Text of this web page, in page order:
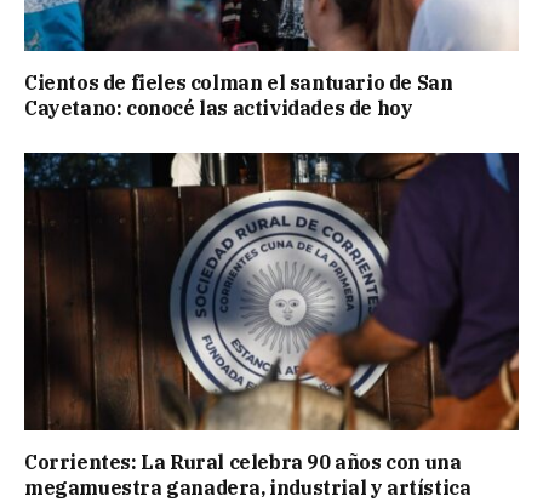
Cientos de fieles colman el santuario de San
Cayetano: conocé las actividades de hoy
Corrientes: La Rural celebra 90 años con una
megamuestra ganadera, industrial y artística